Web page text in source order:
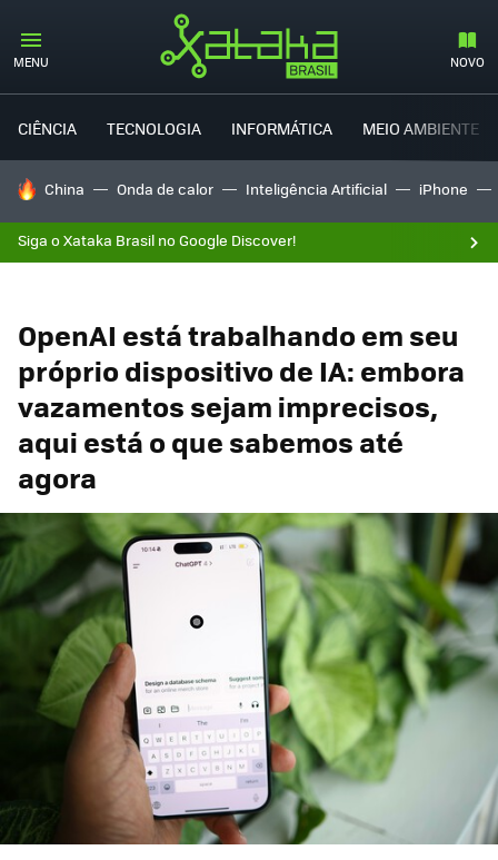
MENU NOVO
CIÊNCIA TECNOLOGIA INFORMÁTICA MEIO AMBIENTE
TENDÊNCIAS DO DIA
China Onda de calor Inteligência Artificial iPhone
Siga o Xataka Brasil no Google Discover!
OpenAI está trabalhando em seu
próprio dispositivo de IA: embora
vazamentos sejam imprecisos,
aqui está o que sabemos até
agora